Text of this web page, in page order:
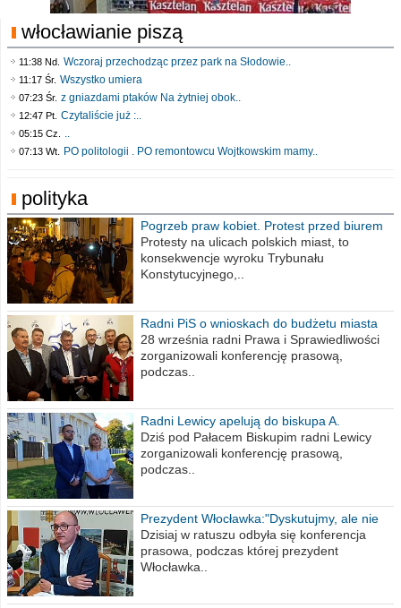
włocławianie piszą
11:38 Nd. Wczoraj przechodząc przez park na Słodowie..
11:17 Śr. Wszystko umiera
07:23 Śr. z gniazdami ptaków Na żytniej obok..
12:47 Pt. Czytaliście już :..
05:15 Cz. ..
07:13 Wt. PO politologii . PO remontowcu Wojtkowskim mamy..
polityka
Pogrzeb praw kobiet. Protest przed biurem
poselskim PiS
Protesty na ulicach polskich miast, to
konsekwencje wyroku Trybunału
Konstytucyjnego,..
Radni PiS o wnioskach do budżetu miasta
na 2021 rok
28 września radni Prawa i Sprawiedliwości
zorganizowali konferencję prasową,
podczas..
Radni Lewicy apelują do biskupa A.
Wiesława Meringa
Dziś pod Pałacem Biskupim radni Lewicy
zorganizowali konferencję prasową,
podczas..
Prezydent Włocławka:"Dyskutujmy, ale nie
obrażajmy się”
Dzisiaj w ratuszu odbyła się konferencja
prasowa, podczas której prezydent
Włocławka..